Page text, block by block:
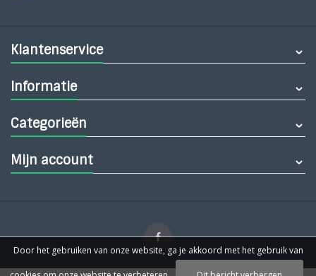
Klantenservice
Informatie
Categorieën
Mijn account
Door het gebruiken van onze website, ga je akkoord met het gebruik van